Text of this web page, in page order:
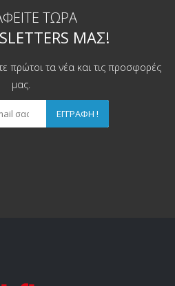
ΤΏΡΑ
ΜΑΣ!
πρώτοι τα νέα και τις προσφορές
μας.
ΕΓΓΡΑΦΉ !